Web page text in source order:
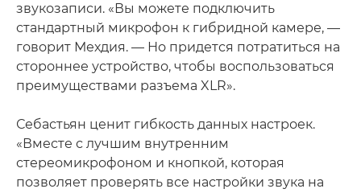
звукозаписи. «Вы можете подключить
стандартный микрофон к гибридной камере, —
говорит Мехдия. — Но придется потратиться на
стороннее устройство, чтобы воспользоваться
преимуществами разъема XLR».
Себастьян ценит гибкость данных настроек.
«Вместе с лучшим внутренним
стереомикрофоном и кнопкой, которая
позволяет проверять все настройки звука на